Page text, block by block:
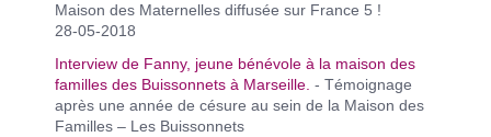
Maison des Maternelles diffusée sur France 5 !
28-05-2018
Interview de Fanny, jeune bénévole à la maison des
familles des Buissonnets à Marseille. - Témoignage
après une année de césure au sein de la Maison des
Familles – Les Buissonnets